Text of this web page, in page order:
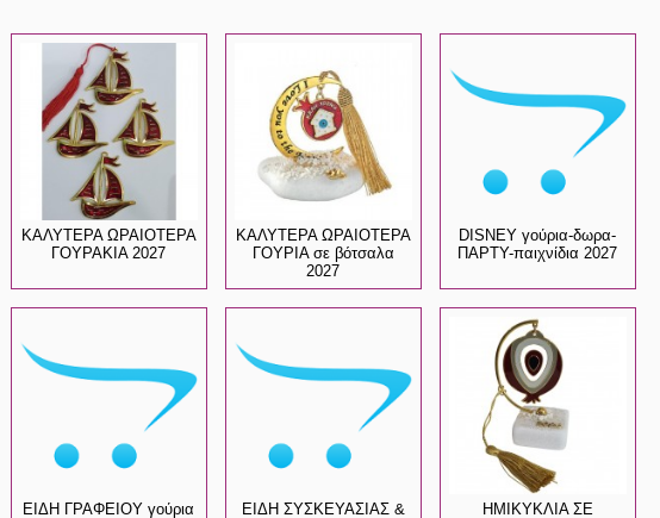
ΚΑΛΥΤΕΡΑ ΩΡΑΙΟΤΕΡΑ
ΓΟΥΡΑΚΙΑ 2027
ΚΑΛΥΤΕΡΑ ΩΡΑΙΟΤΕΡΑ
ΓΟΥΡΙΑ σε βότσαλα
2027
DISNEY γούρια-δωρα-
ΠΑΡΤΥ-παιχνίδια 2027
ΕΙΔΗ ΓΡΑΦΕΙΟΥ γούρια
ΕΙΔΗ ΣΥΣΚΕΥΑΣΙΑΣ &
ΗΜΙΚΥΚΛΙΑ ΣΕ